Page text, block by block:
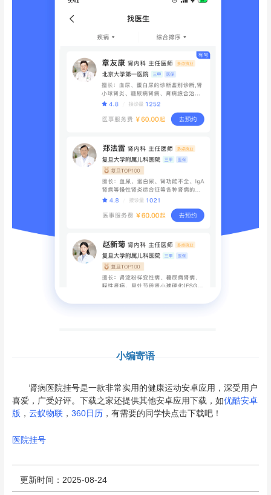
小编寄语
肾病医院挂号是一款非常实用的健康运动安卓应用，深受用户
喜爱，广受好评。下载之家还提供其他安卓应用下载，如优酷安卓
版 ， 云蚁物联 ， 360日历，有需要的同学快点击下载吧！
医院挂号
更新时间：2025-08-24